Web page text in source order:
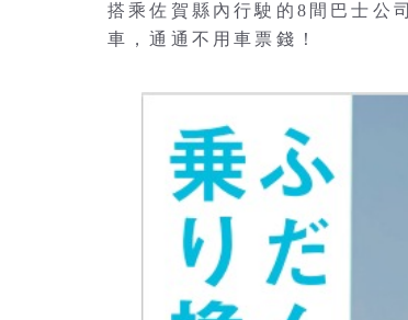
搭乘佐賀縣內行駛的8間巴士公
車，通通不用車票錢！